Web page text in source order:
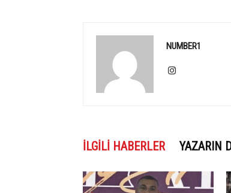
NUMBER1
İLGILI HABERLER YAZARIN